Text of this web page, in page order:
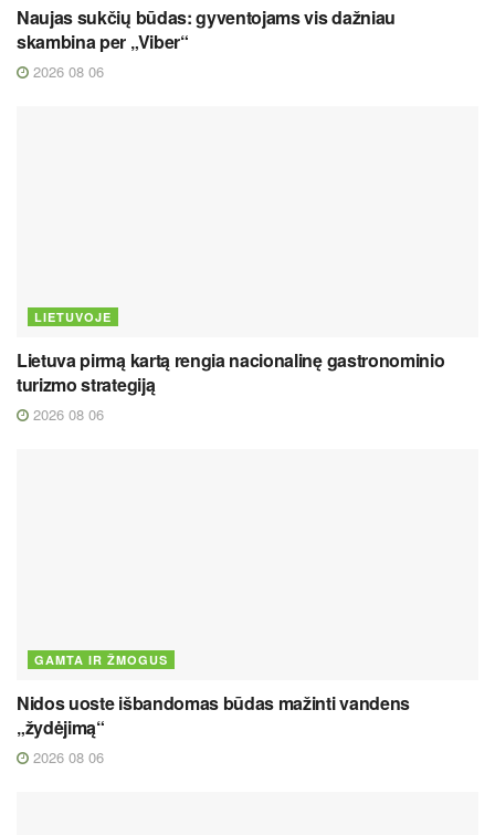
Naujas sukčių būdas: gyventojams vis dažniau
skambina per „Viber“
2026 08 06
LIETUVOJE
Lietuva pirmą kartą rengia nacionalinę gastronominio
turizmo strategiją
2026 08 06
GAMTA IR ŽMOGUS
Nidos uoste išbandomas būdas mažinti vandens
„žydėjimą“
2026 08 06